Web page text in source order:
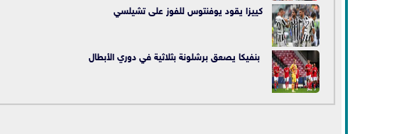
كييزا يقود يوفنتوس للفوز على تشيلسي
بنفيكا يصعق برشلونة بثلاثية في دوري الأبطال